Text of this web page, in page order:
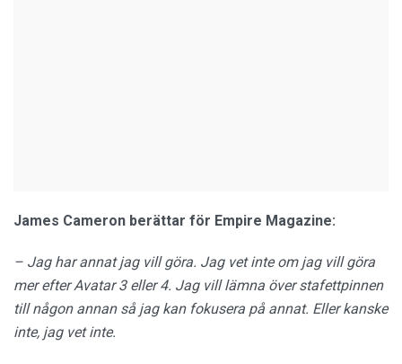
James Cameron berättar för Empire Magazine:
– Jag har annat jag vill göra. Jag vet inte om jag vill göra
mer efter Avatar 3 eller 4. Jag vill lämna över stafettpinnen
till någon annan så jag kan fokusera på annat. Eller kanske
inte, jag vet inte.